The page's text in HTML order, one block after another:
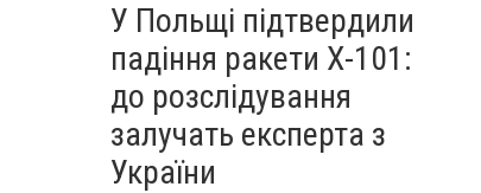
У Польщі підтвердили
падіння ракети Х-101:
до розслідування
залучать експерта з
України